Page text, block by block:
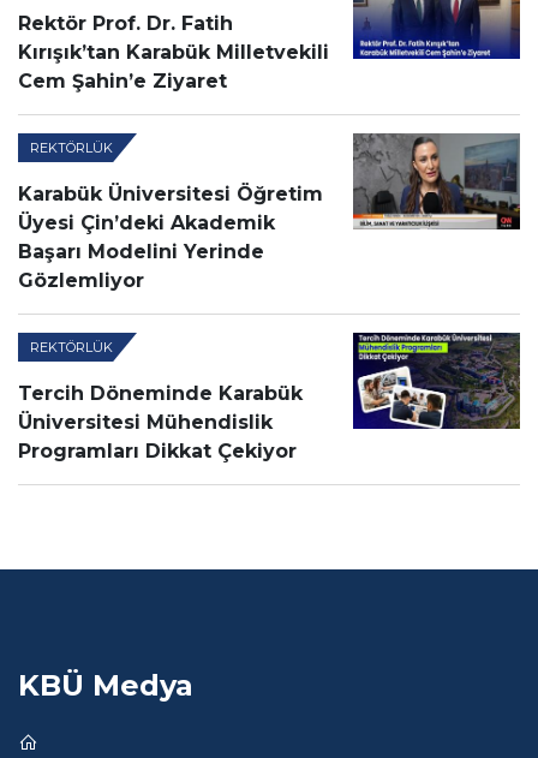
Rektör Prof. Dr. Fatih
Kırışık’tan Karabük Milletvekili
Cem Şahin’e Ziyaret
REKTÖRLÜK
Karabük Üniversitesi Öğretim
Üyesi Çin’deki Akademik
Başarı Modelini Yerinde
Gözlemliyor
REKTÖRLÜK
Tercih Döneminde Karabük
Üniversitesi Mühendislik
Programları Dikkat Çekiyor
KBÜ Medya